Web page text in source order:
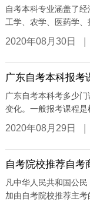
自考本科专业涵盖了
工学、农学、医药学、
2020年08月30日 |
广东自考本科报考
广东自考本科考多少
变化。一般报考课程是
2020年08月29日 |
自考院校推荐自考
凡中华人民共和国公
加由自考院校推荐主考